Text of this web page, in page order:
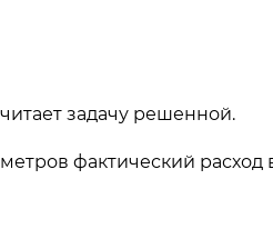
задачу решенной.
фактический расход